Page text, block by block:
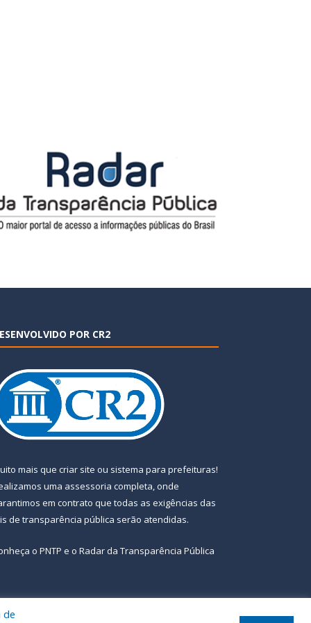
POR CR2
mais que criar site ou sistema para prefeituras!
uma assessoria completa, onde
em contrato que todas as exigências das
de transparência pública serão atendidas.
o PNTP e o Radar da Transparência Pública
de